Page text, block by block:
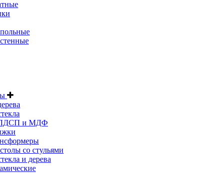
ЛДСП и МДФ
со стульями
и дерева